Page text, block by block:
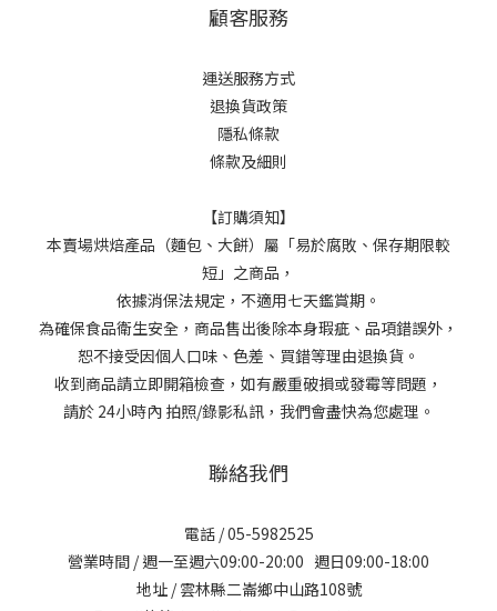
顧客服務
運送服務方式
退換貨政策
隱私條款
條款及細則
【訂購須知】
本賣場烘焙產品（麵包、大餅）屬「易於腐敗、保存期限較
短」之商品，
依據消保法規定，不適用七天鑑賞期。
為確保食品衛生安全，商品售出後除本身瑕疵、品項錯誤外，
恕不接受因個人口味、色差、買錯等理由退換貨。
收到商品請立即開箱檢查，如有嚴重破損或發霉等問題，
請於 24小時內 拍照/錄影私訊，我們會盡快為您處理。
聯絡我們
電話 / 05-5982525
營業時間 / 週一至週六09:00-20:00 週日09:00-18:00
地址 / 雲林縣二崙鄉中山路108號